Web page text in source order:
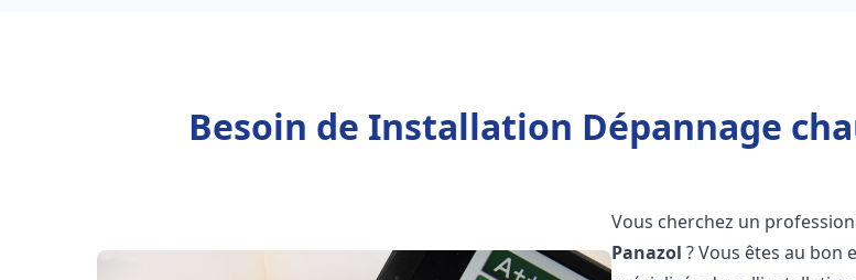
Besoin de Installation Dépannage
Vous cherchez un
Panazol ? Vous êtes au